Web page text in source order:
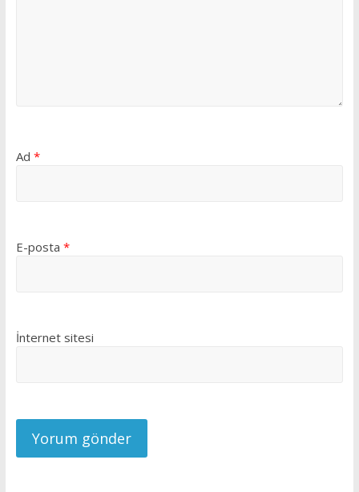
Ad *
E-posta *
İnternet sitesi